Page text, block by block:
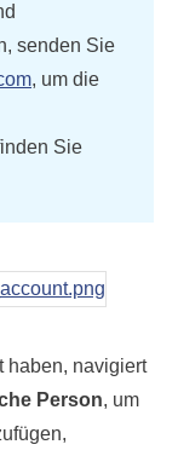
senden Sie
, um die
Sie
haben, navigiert
Person, um